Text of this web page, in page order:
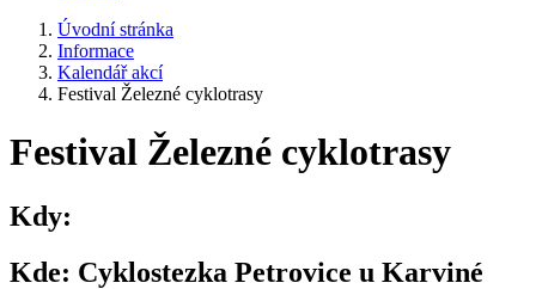
Úvodní stránka
Informace
Kalendář akcí
Festival Železné cyklotrasy
Festival Železné cyklotrasy
Kdy:
Kde: Cyklostezka Petrovice u Karviné